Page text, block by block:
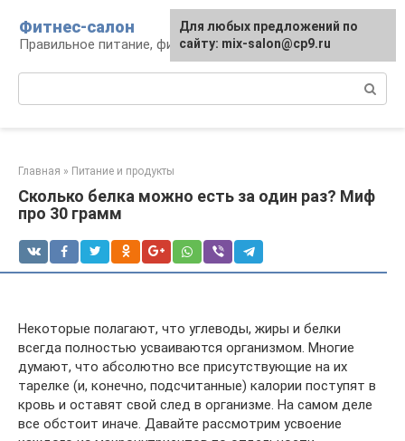
контенту
Фитнес-салон
Правильное питание, фитнес, образ жизни
Главная » Питание и продукты
Сколько белка можно есть за один раз? Миф
про 30 грамм
Некоторые полагают, что углеводы, жиры и белки
всегда полностью усваиваются организмом. Многие
думают, что абсолютно все присутствующие на их
тарелке (и, конечно, подсчитанные) калории поступят в
кровь и оставят свой след в организме. На самом деле
все обстоит иначе. Давайте рассмотрим усвоение
Для любых предложений по
сайту: mix-salon@cp9.ru